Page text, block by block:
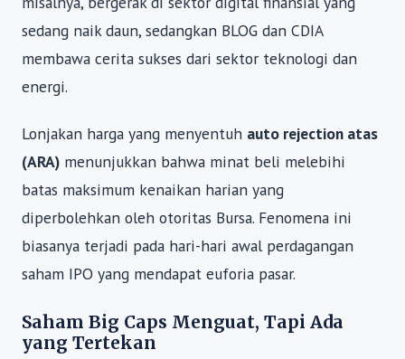
sedang naik daun, sedangkan BLOG dan CDIA
membawa cerita sukses dari sektor teknologi dan
energi.
Lonjakan harga yang menyentuh auto rejection atas
(ARA) menunjukkan bahwa minat beli melebihi
batas maksimum kenaikan harian yang
diperbolehkan oleh otoritas Bursa. Fenomena ini
biasanya terjadi pada hari-hari awal perdagangan
saham IPO yang mendapat euforia pasar.
Saham Big Caps Menguat, Tapi Ada
yang Tertekan